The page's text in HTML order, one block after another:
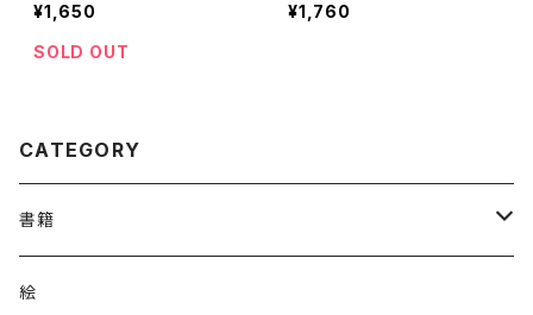
¥1,650
SOLD OUT
¥1,760
CATEGORY
書籍
コミック
絵